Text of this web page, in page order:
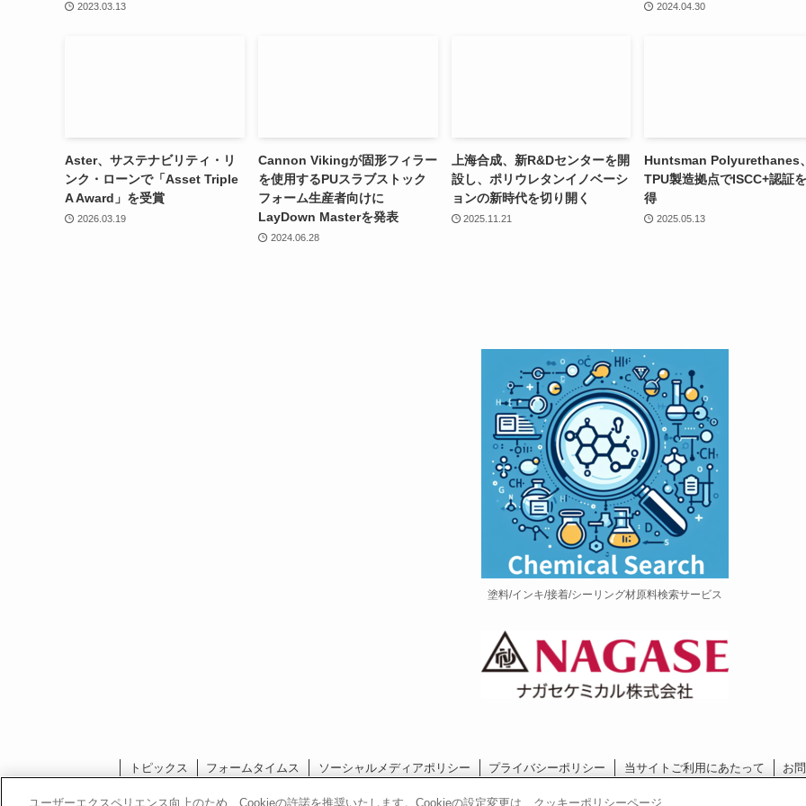
2023.03.13 2024.04.30
Aster、サステナビリティ・リ
ンク・ローンで「Asset Triple
A Award」を受賞
2026.03.19
Cannon Vikingが固形フィラー
を使用するPUスラブストック
フォーム生産者向けに
LayDown Masterを発表
2024.06.28
上海合成、新R&Dセンターを開
設し、ポリウレタンイノベーシ
ョンの新時代を切り開く
2025.11.21
Huntsman Polyurethanes
TPU製造拠点でISCC+認証
得
2025.05.13
塗料/インキ/接着/シーリング材原料検索サービス
トピックス フォームタイムス ソーシャルメディアポリシー プライバシーポリシー 当サイトご利用にあたって
お
ユーザーエクスペリエンス向上のため、Cookieの許諾を推奨いたします。Cookieの設定変更は、クッキーポリシーページ